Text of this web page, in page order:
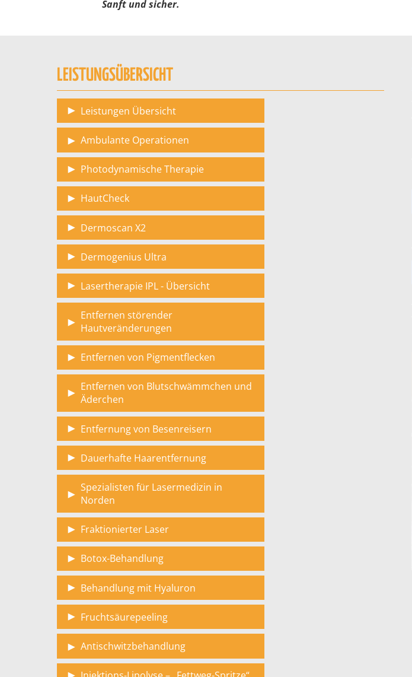
Sanft und sicher.
LEISTUNGSÜBERSICHT
Leistungen Übersicht
Ambulante Operationen
Photodynamische Therapie
HautCheck
Dermoscan X2
Dermogenius Ultra
Lasertherapie IPL - Übersicht
Entfernen störender
Hautveränderungen
Entfernen von Pigmentflecken
Entfernen von Blutschwämmchen und
Äderchen
Entfernung von Besenreisern
Dauerhafte Haarentfernung
Spezialisten für Lasermedizin in
Norden
Fraktionierter Laser
Botox-Behandlung
Behandlung mit Hyaluron
Fruchtsäurepeeling
Antischwitzbehandlung